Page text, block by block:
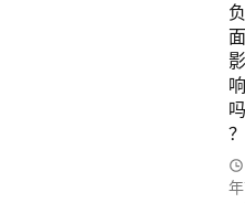
负
面
影
响
吗
？